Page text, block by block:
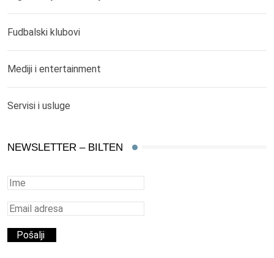
Fudbalski klubovi
Mediji i entertainment
Servisi i usluge
NEWSLETTER – BILTEN